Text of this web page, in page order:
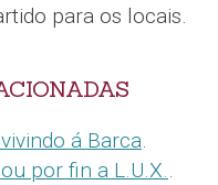
para os locais.
á Barca
por fin a L.U.X.